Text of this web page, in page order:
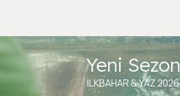
Yeni Sezon
İLKBAHAR & YAZ 2026